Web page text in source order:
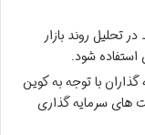
تحلیل روند بازار
شود.
گذاران با توجه به کوین
های سرمایه گذاری